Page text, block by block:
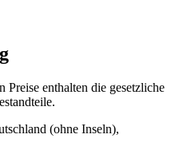
Preise enthalten die gesetzliche
(ohne Inseln),